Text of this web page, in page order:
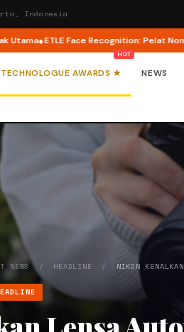
Indonesia
Recognition: Pelat Nomor Palsu Kini
TECHNOLOGUE AWARDS ★ NEWS
NEWS/ HEADLINE / NIKON